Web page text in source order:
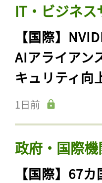
IT・ビジネス
【国際】
AIアライアン
キュリティ向
1日前
政府・国際
【国際】67